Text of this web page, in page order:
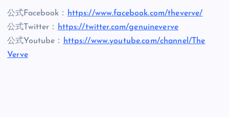
公式Facebook： https://www.facebook.com/theverve/
公式Twitter： https://twitter.com/genuineverve
公式Youtube： https://www.youtube.com/channel/The
Verve